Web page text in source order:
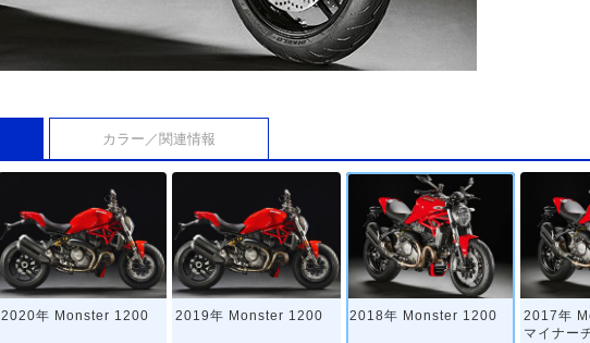
カラー／関連情報
2020年 Monster 1200 2019年 Monster 1200 2018年 Monster 1200
2017年
マイナー